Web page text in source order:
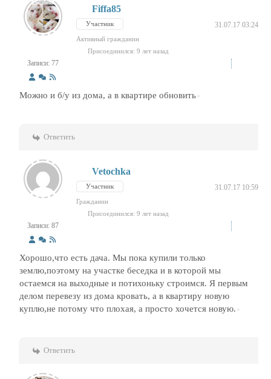
Записи: 77
Fiffa85
Участник 31.07.17 03:24
Активный гражданин
Присоединился: 9 лет назад
Можно и б/у из дома, а в квартире обновить
Ответить
Записи: 87
Vetochka
Участник 31.07.17 10:59
Гражданин
Присоединился: 9 лет назад
Хорошо,что есть дача. Мы пока купили только
землю,поэтому на участке беседка и в которой мы
остаемся на выходные и потихоньку строимся. Я первым
делом перевезу из дома кровать, а в квартиру новую
куплю,не потому что плохая, а просто хочется новую.
Ответить